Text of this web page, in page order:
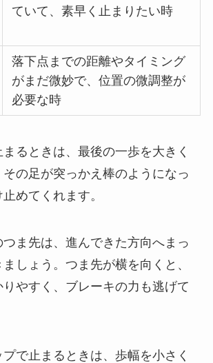
ていて、素早く止まりたい時
落下点までの距離やタイミング
がまだ微妙で、位置の微調整が
必要な時
るときは、最後の一歩を大きく
の足が突っかえ棒のようになっ
めてくれます。
ま先は、進んできた方向へまっ
しょう。つま先が横を向くと、
やすく、ブレーキの力も逃げて
で止まるときは、歩幅を小さく